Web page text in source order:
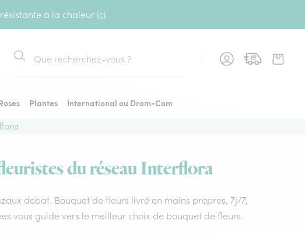
à la chaleur ici
Rechercher
Plantes
International ou Drom-Com
du réseau Interflora
debat. Bouquet de fleurs livré en mains propres, 7j/7,
vous guide vers le meilleur choix de bouquet de fleurs.